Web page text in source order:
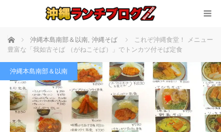
ホーム 沖縄本島南部＆以南, 沖縄そば
これぞ沖縄食堂！ メニュー
豊富な「我如古そば （がねこそば）」でトンカツ付そば定食
沖縄本島南部＆以南